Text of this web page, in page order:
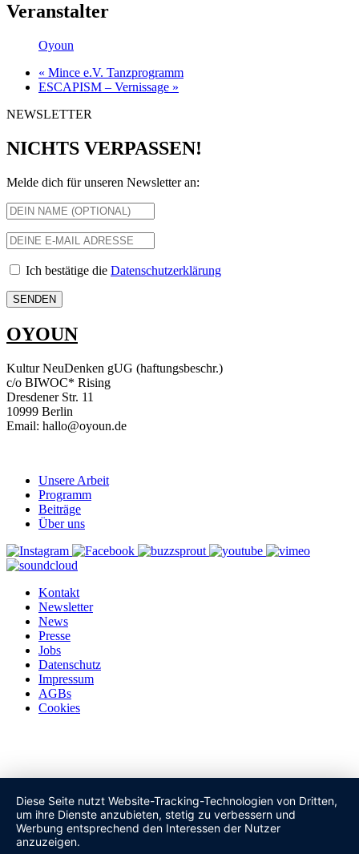
Veranstalter
Oyoun
« Mince e.V. Tanzprogramm
ESCAPISM – Vernissage »
NEWSLETTER
NICHTS VERPASSEN!
Melde dich für unseren Newsletter an:
Ich bestätige die Datenschutzerklärung
OYOUN
Kultur NeuDenken gUG (haftungsbeschr.)
c/o BIWOC* Rising
Dresdener Str. 11
10999 Berlin
Email: hallo@oyoun.de
Unsere Arbeit
Programm
Beiträge
Über uns
Kontakt
Newsletter
News
Presse
Jobs
Datenschutz
Impressum
AGBs
Cookies
Diese Seite nutzt Website-Tracking-Technologien von Dritten,
um ihre Dienste anzubieten, stetig zu verbessern und
Werbung entsprechend den Interessen der Nutzer
anzuzeigen.